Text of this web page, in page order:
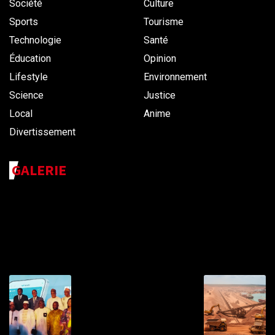
Société
Culture
Sports
Tourisme
Technologie
Santé
Éducation
Opinion
Lifestyle
Environnement
Science
Justice
Local
Anime
Divertissement
GALERIE